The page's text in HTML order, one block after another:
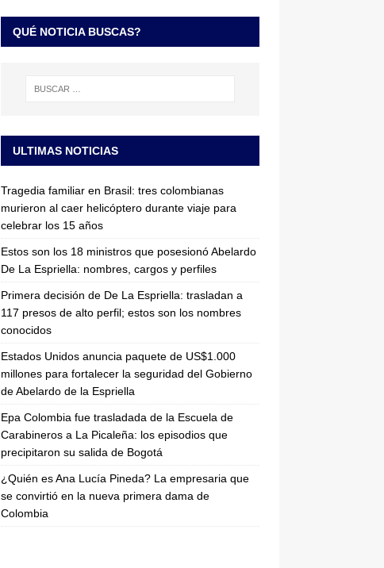
QUÉ NOTICIA BUSCAS?
ULTIMAS NOTICIAS
Tragedia familiar en Brasil: tres colombianas
murieron al caer helicóptero durante viaje para
celebrar los 15 años
Estos son los 18 ministros que posesionó Abelardo
De La Espriella: nombres, cargos y perfiles
Primera decisión de De La Espriella: trasladan a
117 presos de alto perfil; estos son los nombres
conocidos
Estados Unidos anuncia paquete de US$1.000
millones para fortalecer la seguridad del Gobierno
de Abelardo de la Espriella
Epa Colombia fue trasladada de la Escuela de
Carabineros a La Picaleña: los episodios que
precipitaron su salida de Bogotá
¿Quién es Ana Lucía Pineda? La empresaria que
se convirtió en la nueva primera dama de
Colombia